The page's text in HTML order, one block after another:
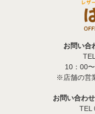
お問い合
10：00
※店舗の営
お問い合わ
TEL